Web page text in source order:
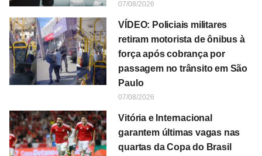
07/08/2026
VÍDEO: Policiais militares
retiram motorista de ônibus à
força após cobrança por
passagem no trânsito em São
Paulo
07/08/2026
Vitória e Internacional
garantem últimas vagas nas
quartas da Copa do Brasil